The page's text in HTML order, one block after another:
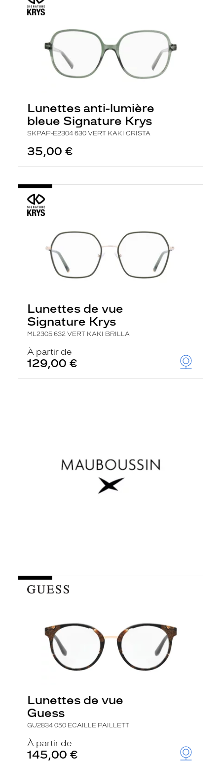
Lunettes anti-lumière
bleue Signature Krys
SKPAP-E2304 630 VERT KAKI CRISTA
35,00 €
Lunettes de vue
Signature Krys
ML2305 632 VERT KAKI BRILLA
À partir de
129,00 €
Lunettes de vue
Guess
GU2834 050 ECAILLE PAILLETT
À partir de
145,00 €